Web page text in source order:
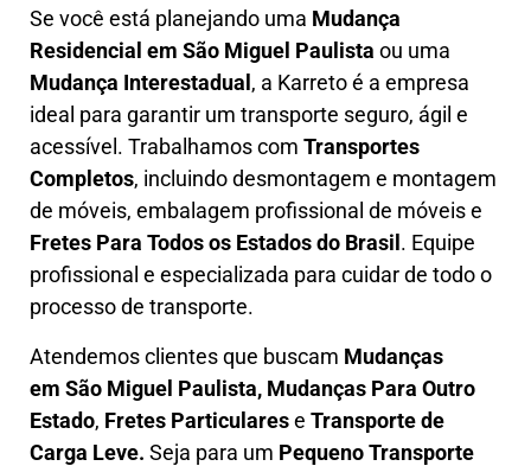
Se você está planejando uma Mudança
Residencial em São Miguel Paulista ou uma
Mudança Interestadual , a Karretoé a empresa
ideal para garantir um transporte seguro, ágil e
acessível. Trabalhamos com Transportes
Completos, incluindodesmontagem e montagem
de móveis, embalagem profissional de móveis e
Fretes Para Todos os Estados do Brasil . Equipe
profissional e especializada para cuidar de todo o
processo de transporte.
Atendemos clientes que buscam Mudanças
em São Miguel Paulista, Mudanças Para Outro
Estado, Fretes Particularese Transportede
Carga Leve. Seja para um Pequeno Transporte